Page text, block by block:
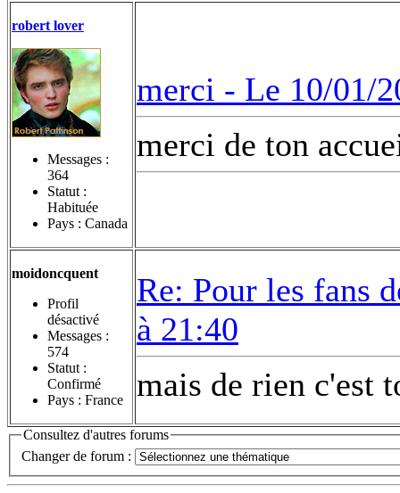
robert lover
Messages :
364
Statut :
Habituée
Pays : Canada
merci - Le 10/01/
merci de ton
moidoncquent
Profil
désactivé
Messages :
574
Statut :
Confirmé
Pays : France
Re: Pour les fans
à 21:40
mais de rien c'est
Consultez d'autres forums
Changer de forum :